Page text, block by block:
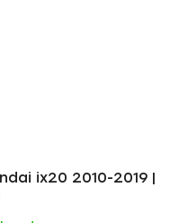
ix20 2010-2019 |